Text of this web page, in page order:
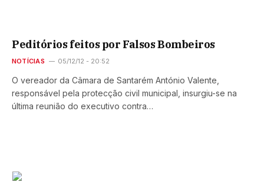
Peditórios feitos por Falsos Bombeiros
NOTÍCIAS 05/12/12 - 20:52
O vereador da Câmara de Santarém António Valente,
responsável pela protecção civil municipal, insurgiu-se na
última reunião do executivo contra…